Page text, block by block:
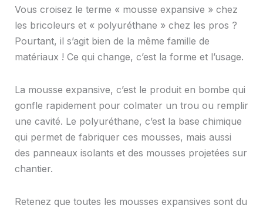
Vous croisez le terme « mousse expansive » chez
les bricoleurs et « polyuréthane » chez les pros ?
Pourtant, il s’agit bien de la même famille de
matériaux ! Ce qui change, c’est la forme et l’usage.
La mousse expansive, c’est le produit en bombe qui
gonfle rapidement pour colmater un trou ou remplir
une cavité. Le polyuréthane, c’est la base chimique
qui permet de fabriquer ces mousses, mais aussi
des panneaux isolants et des mousses projetées sur
chantier.
Retenez que toutes les mousses expansives sont du